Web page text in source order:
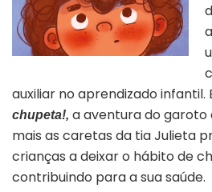
auxiliar no aprendizado infantil.
chupeta!, a aventura do garoto
mais as caretas da tia Julieta
crianças a deixar o hábito de
contribuindo para a sua saúde.